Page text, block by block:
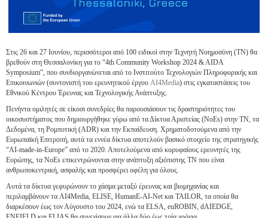
Στις 26 και 27 Ιουνίου, περισσότεροι από 100 ειδικοί στην Τεχνητή Νοημοσύνη (ΤΝ) θα
βρεθούν στη Θεσσαλονίκη για το “4th Community Workshop 2024 & AIDA
Symposium”, που συνδιοργανώνεται από το Ινστιτούτο Τεχνολογιών Πληροφορικής και
Επικοινωνιών (συντονιστή του ερευνητικού έργου AI4Media) στις εγκαταστάσεις του
Εθνικού Κέντρου Έρευνας και Τεχνολογικής Ανάπτυξης.
Πενήντα ομιλητές σε είκοσι συνεδρίες θα παρουσιάσουν τις δραστηριότητες του
οικοσυστήματος που δημιουργήθηκε γύρω από τα Δίκτυα Αριστείας (NoEs) στην ΤΝ, τα
Δεδομένα, τη Ρομποτική (ADR) και την Εκπαίδευση. Χρηματοδοτούμενα από την
Ευρωπαϊκή Επιτροπή, αυτά τα εννέα δίκτυα αποτελούν βασικό στοιχείο της στρατηγικής
“AI-made-in-Europe” από το 2020. Αποτελούμενα από κορυφαίους ερευνητές της
Ευρώπης, τα NoEs επικεντρώνονται στην ανάπτυξη αξιόπιστης ΤΝ που είναι
ανθρωποκεντρική, ασφαλής και προσφέρει οφέλη για όλους.
Αυτά τα δίκτυα γεφυρώνουν το χάσμα μεταξύ έρευνας και βιομηχανίας και
περιλαμβάνουν τα AI4Media, ELISE, HumanE-AI-Net και TAILOR, τα οποία θα
διαρκέσουν έως τον Αύγουστο του 2024, ενώ τα ELSA, euROBIN, dAIEDGE,